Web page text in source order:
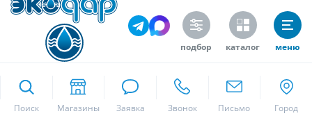
подбор каталог меню
Поиск